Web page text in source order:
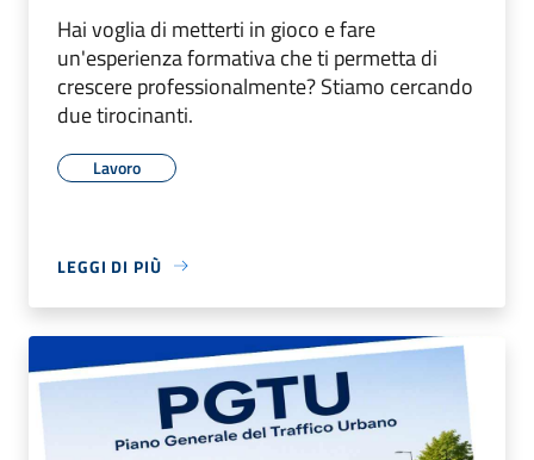
Hai voglia di metterti in gioco e fare
un'esperienza formativa che ti permetta di
crescere professionalmente? Stiamo cercando
due tirocinanti.
Lavoro
LEGGI DI PIÙ